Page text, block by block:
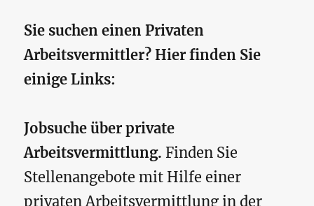
Sie suchen einen Privaten
Arbeitsvermittler? Hier finden Sie
einige Links:
Jobsuche über private
Arbeitsvermittlung. Finden Sie
Stellenangebote mit Hilfe einer
privaten Arbeitsvermittlung in der